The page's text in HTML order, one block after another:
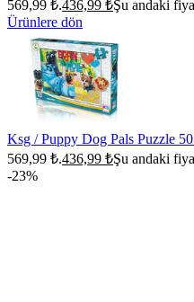
569,99 ₺.436,99 ₺Şu andaki
Ürünlere dön
Ksg / Puppy Dog Pals Puzzle
569,99 ₺.436,99 ₺Şu andaki
-23%